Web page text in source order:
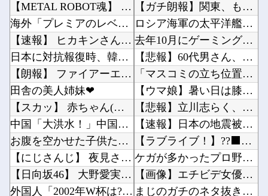
【METAL ROBOT魂】 ズゴック SEED FRREDOM ver明日予約開始！！キ...
海外「プレミアのレベルか？」ブライトンが上田綺世の獲得に動き出して海外大騒ぎ！（海外の反応...
【速報】 ヒカキンさん、『ONICHA』の在庫1万4400本を熊本県に発送
日本に対抗報復時、韓国のGDP3.1%減少…韓国の被害がより大きい＝韓国の反応
【朗報】 ファイアーエムブレムさん、ついにキャラ成長率がゲーム内で見れるようになる
田舎の美人姉妹❤
【スカッ】 赤ちゃん(女児)を連れて里帰り。ウザトメ「嫁子みたいに育ったら困るから、私が育...
中国「大洪水！」中国ダム「決壊」地元民「公式発表より死者多い！」中国政府「住民拘束！（安否...
お腹を空かせた子供たちにご飯をあげていた。ほんと助かるわ、どうもありがとう → 母親はこん...
【にじさんじ】 夜見さん、自分を再現したコスプレに興奮【コスサミ2026】
【日向坂46】 大野愛実、暴露される...
外国人「2002年W杯は?」韓国サッカーに衝撃的不祥事！W杯予選でレフリーへの性的接待発覚...
【ガチ朗報】関東、もう真夏の暑さが終わるかも他
ロシア海軍の太平洋艦隊、日本海やオホーツク海で軍事演習開始…ウクライナ支援続ける日本を威嚇...
去年10月にゲーミングPC買おうと思ったけどもう少し後でいいやで時期逃したらうなぎ登りに値...
【悲報】60代男さん、小学生に秘めた夢を語って通報されるｗｗｗｗｗｗｗ他
「マスコミの立ち位置の勘違いっぷりがすごい」と報ステ大越キャスターの台詞に視聴者絶句、高市...
【ウマ娘】暑い日は膝枕で日陰に入りたい。←「絶対に離れたくない場所だな」他
【悲報】立川志らく、ガチでブチギレてしまう！！！！！！他
【速報】日本の地震被害に支援したのに「韓国産の水は水洗トイレに」他
【ラブライブ！】??‍⬛「うちのオタクは社畜かボンボン」（世界の平均睡眠時間ランキングクイ...
ケガが多かったプロ野球選手※多村仁志禁止他
【画像】エチビデ女優さん、番組の企画でハッスルしすぎてしまうｗｗｗｗｗｗ他
まじのガチのネタ抜きで超能力一個貰えるならテレポーテーション一択だよな他